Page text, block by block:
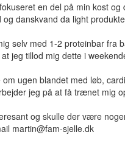
en del på min kost
danskvand da light
selv med 1-2 proteinbar fra
jeg tillod mig dette i
ugen blandet med løb,
jeg på at få trænet mig
og skulle der være
martin@fam-sjelle.dk